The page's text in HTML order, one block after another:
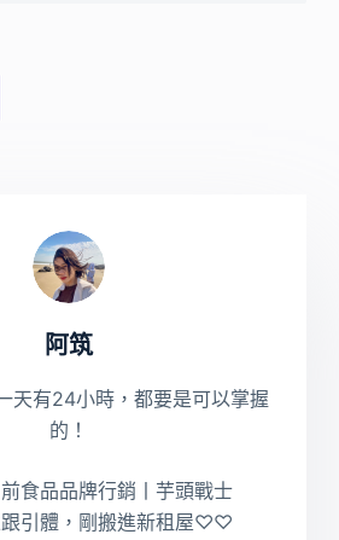
阿筑
天有24小時，都要是可以掌握
的！
食品品牌行銷丨芋頭戰士
引體，剛搬進新租屋♡♡